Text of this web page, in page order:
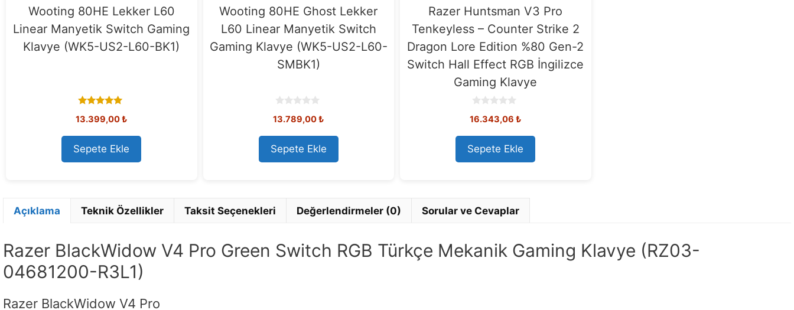
Wooting 80HE Lekker L60
Linear Manyetik Switch Gaming
Klavye (WK5-US2-L60-BK1)
out of 5
13.399,00₺
Sepete Ekle
Wooting 80HE Ghost Lekker
L60 Linear Manyetik Switch
Gaming Klavye (WK5-US2-L60-
SMBK1)
o
t
o
f
5
13.789,00₺
Sepete Ekle
Razer Huntsman V3 Pro
Tenkeyless – Counter Strike 2
Dragon Lore Edition %80 Gen-2
Switch Hall Effect RGB İngilizce
Gaming Klavye
o
t
o
f
5
16.343,06₺
Sepete Ekle
Açıklama Teknik Özellikler Taksit Seçenekleri Değerlendirmeler (0) Sorular ve Cevaplar
Razer BlackWidow V4 Pro Green Switch RGB Türkçe Mekanik Gaming Klavye (RZ03-
04681200-R3L1)
Razer BlackWidow V4 Pro